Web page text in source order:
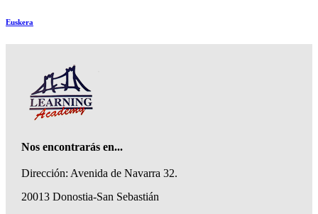
Euskera
Nos encontrarás en...
Dirección: Avenida de Navarra 32.
20013 Donostia-San Sebastián